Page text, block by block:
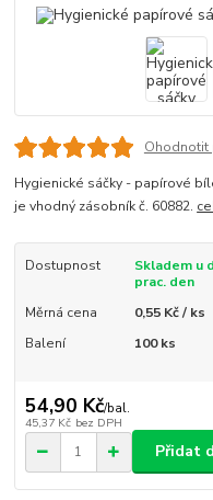
Ohodnotit
Hygienické sáčky - papírové
je vhodný zásobník č. 60882.
Dostupnost
Skladem u
prac. den
Měrná cena
0,55 Kč / ks
Balení
100 ks
54,90 Kč/bal.
45,37 Kč bez DPH
Přidat